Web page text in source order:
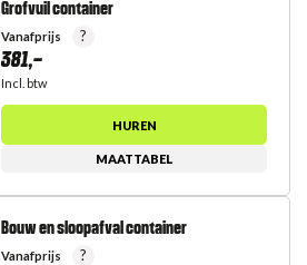
Grofvuil container
Vanafprijs ?
381,-
Incl. btw
HUREN
MAATTABEL
Bouw en sloopafval container
Vanafprijs ?